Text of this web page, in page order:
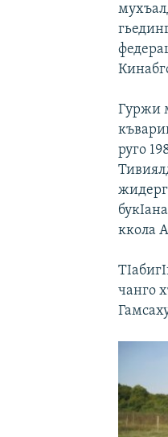
Гуржи
руго
ккола
чанго